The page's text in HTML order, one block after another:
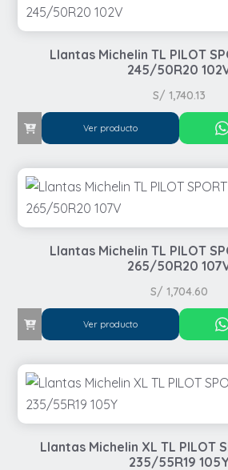
Llantas Michelin TL PILOT
245/50R20
S/ 1,740.13
Ver producto
Llantas Michelin TL PILOT
265/50R20
S/ 1,704.60
Ver producto
Llantas Michelin XL TL PILOT
235/55R19 105Y